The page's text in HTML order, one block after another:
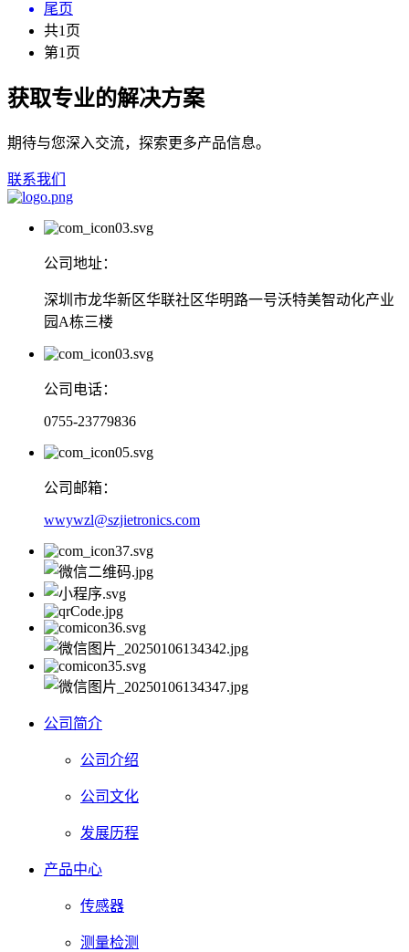
尾页
共1页
第1页
获取专业的解决方案
期待与您深入交流，探索更多产品信息。
联系我们
公司地址：
深圳市龙华新区华联社区华明路一号沃特美智动化产业
园A栋三楼
公司电话：
0755-23779836
公司邮箱：
wwywzl@szjietronics.com
公司简介
公司介绍
公司文化
发展历程
产品中心
传感器
测量检测